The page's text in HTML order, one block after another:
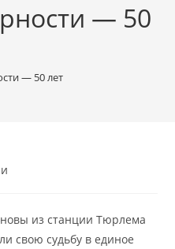
— 50
— 50 лет
из станции Тюрлема
свою судьбу в единое